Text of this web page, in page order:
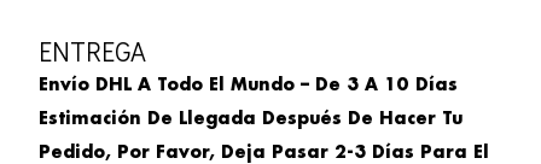
ENTREGA
Envío DHL A Todo El Mundo – De 3 A 10 Días
Estimación De Llegada Después De Hacer Tu
Pedido, Por Favor, Deja Pasar 2-3 Días Para El